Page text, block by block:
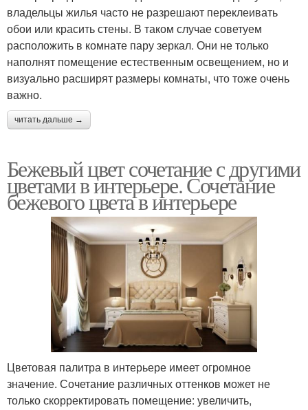
владельцы жилья часто не разрешают переклеивать
обои или красить стены. В таком случае советуем
расположить в комнате пару зеркал. Они не только
наполнят помещение естественным освещением, но и
визуально расширят размеры комнаты, что тоже очень
важно.
читать дальше →
Бежевый цвет сочетание с другими
цветами в интерьере. Сочетание
бежевого цвета в интерьере
Цветовая палитра в интерьере имеет огромное
значение. Сочетание различных оттенков может не
только скорректировать помещение: увеличить,